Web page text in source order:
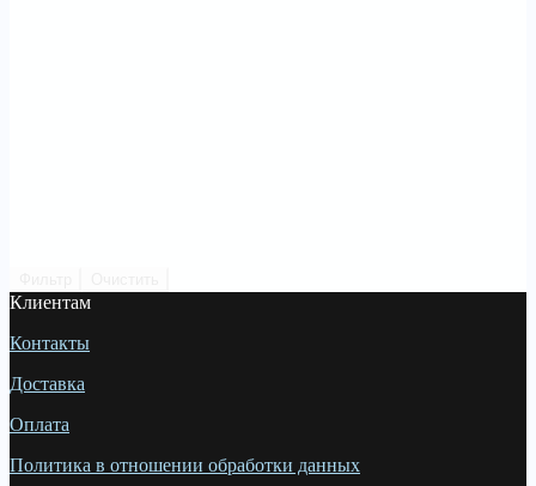
Клиентам
Контакты
Доставка
Оплата
Политика в отношении обработки данных